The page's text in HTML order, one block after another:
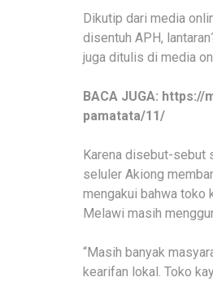
Dikutip dari media
disentuh APH,
juga ditulis di media
BACA JUGA:
pamatata/11/
Karena disebut-sebut
seluler Akiong
mengakui bahwa toko
Melawi masih
“Masih banyak
kearifan lokal. Toko